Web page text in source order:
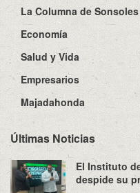
La Columna de Sonsoles
Economía
Salud y Vida
Empresarios
Majadahonda
Últimas Noticias
El Instituto
despide su